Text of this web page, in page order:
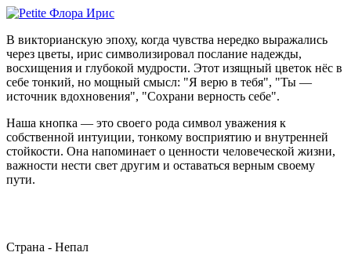
В викторианскую эпоху, когда чувства нередко выражались
через цветы, ирис символизировал послание надежды,
восхищения и глубокой мудрости. Этот изящный цветок нёс в
себе тонкий, но мощный смысл: "Я верю в тебя", "Ты —
источник вдохновения", "Сохрани верность себе".
Наша кнопка — это своего рода символ уважения к
собственной интуиции, тонкому восприятию и внутренней
стойкости. Она напоминает о ценности человеческой жизни,
важности нести свет другим и оставаться верным своему
пути.
Страна - Непал